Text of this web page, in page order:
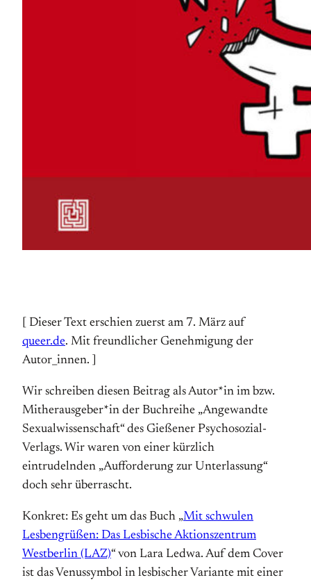
[ Dieser Text erschien zuerst am 7. März auf
queer.de. Mit freundlicher Genehmigung der
Autor_innen. ]
Wir schreiben diesen Beitrag als Autor*in im bzw.
Mitherausgeber*in der Buchreihe „Angewandte
Sexualwissenschaft“ des Gießener Psychosozial-
Verlags. Wir waren von einer kürzlich
eintrudelnden „Aufforderung zur Unterlassung“
doch sehr überrascht.
Konkret: Es geht um das Buch „Mit schwulen
Lesbengrüßen: Das Lesbische Aktionszentrum
Westberlin (LAZ)“ von Lara Ledwa. Auf dem Cover
ist das Venussymbol in lesbischer Variante mit einer